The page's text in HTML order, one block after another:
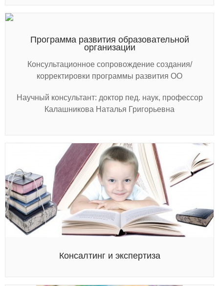
Программа развития образовательной
организации
Консультационное сопровождение создания/
корректировки программы развития ОО
Научный консультант: доктор пед. наук, профессор
Калашникова Наталья Григорьевна
Консалтинг и экспертиза